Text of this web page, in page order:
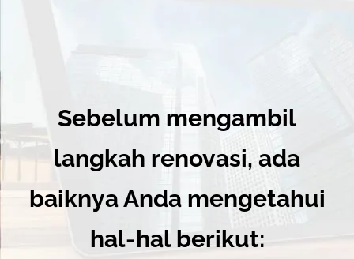
Sebelum mengambil
langkah renovasi, ada
baiknya Anda mengetahui
hal-hal berikut: